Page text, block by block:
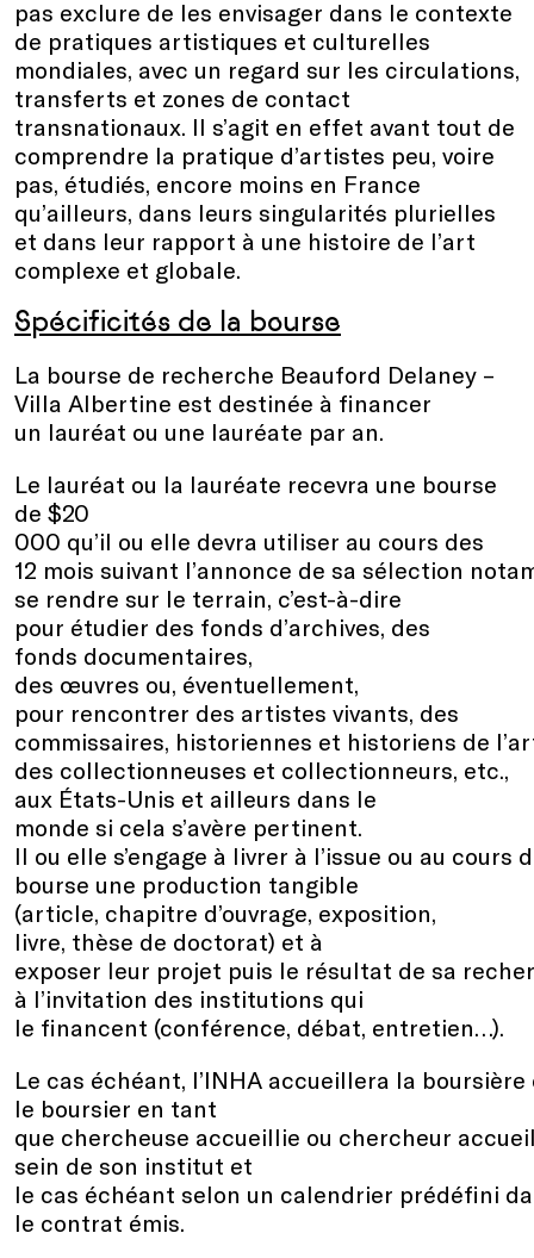
pas exclure de les envisager dans le contexte
de pratiques artistiques et culturelles
mondiales, avec un regard sur les circulations,
transferts et zones de contact
transnationaux. Il s’agit en effet avant tout de
comprendre la pratique d’artistes peu, voire
pas, étudiés, encore moins en France
qu’ailleurs, dans leurs singularités plurielles
et dans leur rapport à une histoire de l’art
complexe et globale.
Spécificités de la bourse
La bourse de recherche Beauford Delaney –
Villa Albertine est destinée à financer
un lauréat ou une lauréate par an.
Le lauréat ou la lauréate recevra une bourse
de $20
000 qu’il ou elle devra utiliser au cours des
12 mois suivant l’annonce de sa sélection
se rendre sur le terrain, c’est-à-dire
pour étudier des fonds d’archives, des
fonds documentaires,
des œuvres ou, éventuellement,
pour rencontrer des artistes vivants, des
commissaires, historiennes et historiens de
des collectionneuses et collectionneurs, etc.,
aux États-Unis et ailleurs dans le
monde si cela s’avère pertinent.
Il ou elle s’engage à livrer à l’issue ou au cours
bourse une production tangible
(article, chapitre d’ouvrage, exposition,
livre, thèse de doctorat) et à
exposer leur projet puis le résultat de sa
à l’invitation des institutions qui
le financent (conférence, débat, entretien…).
Le cas échéant, l’INHA accueillera la boursière
le boursier en tant
que chercheuse accueillie ou chercheur
sein de son institut et
le cas échéant selon un calendrier prédéfini
le contrat émis.